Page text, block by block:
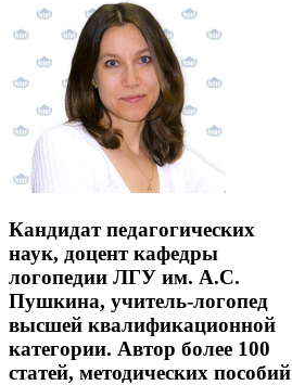
Кандидат педагогических
наук, доцент кафедры
логопедии ЛГУ им. А.С.
Пушкина, учитель-логопед
высшей квалификационной
категории. Автор более 100
статей, методических пособий